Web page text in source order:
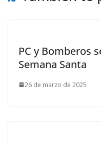
PC y Bomberos
Semana Santa
26 de marzo de 2025